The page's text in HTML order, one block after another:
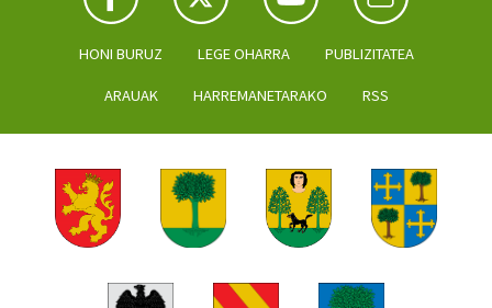
HONI BURUZ LEGE OHARRA PUBLIZITATEA
ARAUAK HARREMANETARAKO RSS